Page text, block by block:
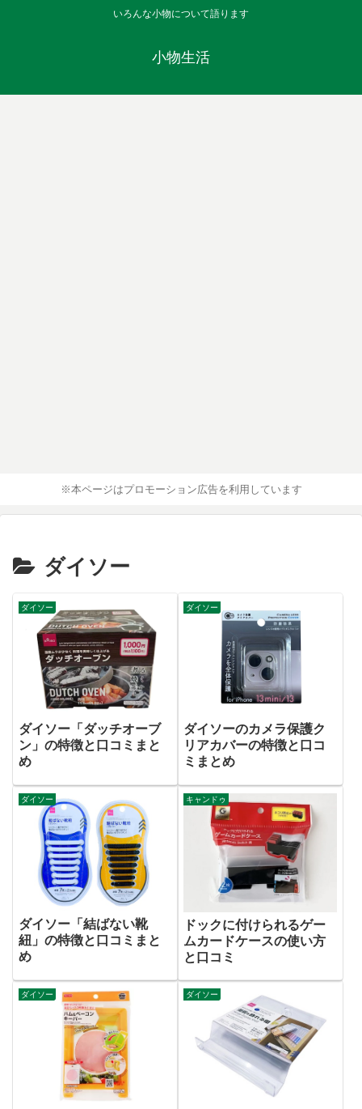
いろんな小物について語ります
小物生活
※本ページはプロモーション広告を利用しています
ダイソー
ダイソー
ダイソー「ダッチオーブ
ン」の特徴と口コミまと
め
ダイソー
ダイソーのカメラ保護ク
リアカバーの特徴と口コ
ミまとめ
ダイソー
ダイソー「結ばない靴
紐」の特徴と口コミまと
め
キャンドゥ
ドックに付けられるゲー
ムカードケースの使い方
と口コミ
ダイソー ダイソー